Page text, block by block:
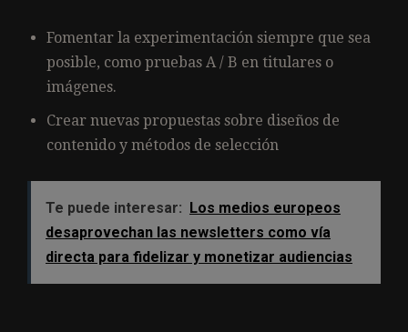
Fomentar la experimentación siempre que sea
posible, como pruebas A / B en titulares o
imágenes.
Crear nuevas propuestas sobre diseños de
contenido y métodos de selección
Te puede interesar:
Los medios europeos
desaprovechan las newsletters como vía
directa para fidelizar y monetizar audiencias